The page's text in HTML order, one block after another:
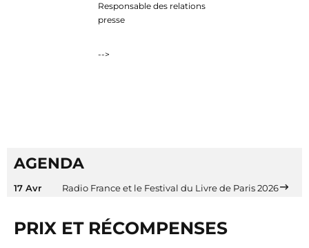
Responsable des relations
presse
-->
AGENDA
17 Avr Radio France et le Festival du Livre de Paris 2026
PRIX ET RÉCOMPENSES